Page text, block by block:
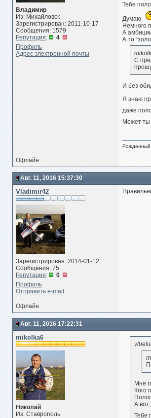
Владимир
Из: Михайловск
Зарегистрирован: 2011-10-17
Сообщения: 1579
Репутация:
4
Профиль
Адрес электронной почты
Тебе
Думаю
Немного
А
А то
С
И без
Я знаю
даже
Может ты
Рожденный
Офлайн
Авг. 11, 2016 15:37:30
Vladimir42
Зарегистрирован: 2014-01-12
Сообщения: 75
Репутация:
0
Профиль
Отправить e-mail
Офлайн
Авг. 11, 2016 17:22:31
mikolka6
Николай
Из: Ставрополь
Мне
Кого
А вот
Тебе